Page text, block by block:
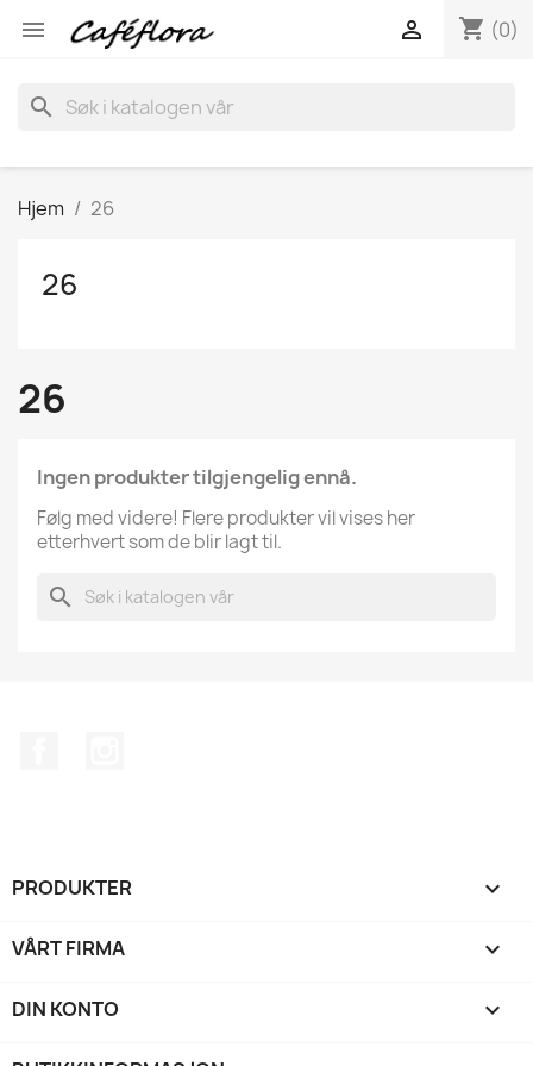
 shopping_cart (0)

search
Hjem 26
26
26
Ingen produkter tilgjengelig ennå.
Følg med videre! Flere produkter vil vises her
etterhvert som de blir lagt til.
search
PRODUKTER 
VÅRT FIRMA 
DIN KONTO 